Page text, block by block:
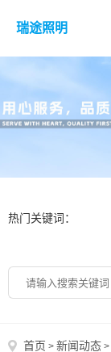
瑞途照明
热门关键词：
首页 > 新闻动态 >